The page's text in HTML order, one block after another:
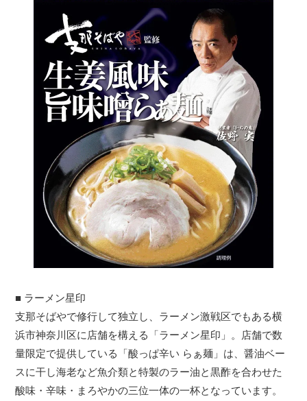
■ ラーメン星印
支那そばやで修行して独立し、ラーメン激戦区でもある横
浜市神奈川区に店舗を構える「ラーメン星印」。店舗で数
量限定で提供している「酸っぱ辛い らぁ麺」は、醤油ベー
スに干し海老など魚介類と特製のラー油と黒酢を合わせた
酸味・辛味・まろやかの三位一体の一杯となっています。